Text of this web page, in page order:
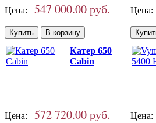
Цена: 547 000.00 руб. Цена:
Катер 650
Cabin
Цена: 572 720.00 руб. Цена: